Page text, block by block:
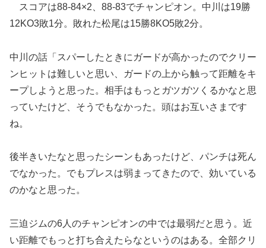
スコアは88-84×2、88-83でチャンピオン。中川は19勝
12KO3敗1分。敗れた松尾は15勝8KO5敗2分。
中川の話「スパーしたときにガードが高かったのでクリー
ンヒットは難しいと思い、ガードの上から触って距離をキ
ープしようと思った。相手はもっとガツガツくるかなと思
っていたけど、そうでもなかった。頭はお互いさまです
ね。
後半きいたなと思ったシーンもあったけど、パンチは死ん
でなかった。でもプレスは弱まってきたので、効いている
のかなと思った。
三迫ジムの6人のチャンピオンの中では最弱だと思う。近
い距離でもっと打ち合えたらなというのはある。全部クリ